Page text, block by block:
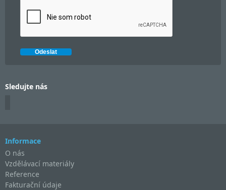
Sledujte nás
Informace
O nás
Vzdělávací materiály
Reference
Fakturační údaje